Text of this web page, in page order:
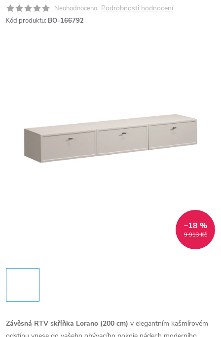
Neohodnoceno Podrobnosti hodnocení
Kód produktu: BO-166792
9 913 Kč
–18 %
Závěsná RTV skříňka Lorano (200 cm) v elegantním kašmírovém